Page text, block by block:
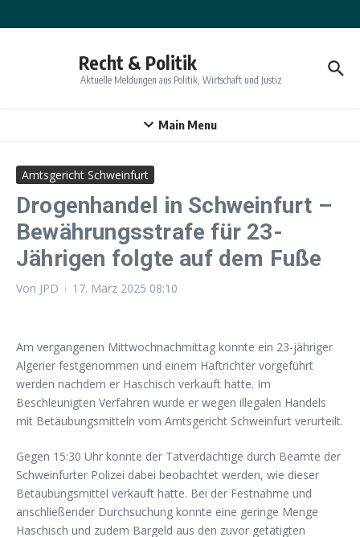
Recht & Politik
Aktuelle Meldungen aus Politik, Wirtschaft und Justiz
Main Menu
Amtsgericht Schweinfurt
Drogenhandel in Schweinfurt –
Bewährungsstrafe für 23-
Jährigen folgte auf dem Fuße
Von JPD 17. März 2025 08:10
Am vergangenen Mittwochnachmittag konnte ein 23-jähriger
Algerier festgenommen und einem Haftrichter vorgeführt
werden nachdem er Haschisch verkauft hatte. Im
Beschleunigten Verfahren wurde er wegen illegalen Handels
mit Betäubungsmitteln vom Amtsgericht Schweinfurt verurteilt.
Gegen 15:30 Uhr konnte der Tatverdächtige durch Beamte der
Schweinfurter Polizei dabei beobachtet werden, wie dieser
Betäubungsmittel verkauft hatte. Bei der Festnahme und
anschließender Durchsuchung konnte eine geringe Menge
Haschisch und zudem Bargeld aus den zuvor getätigten